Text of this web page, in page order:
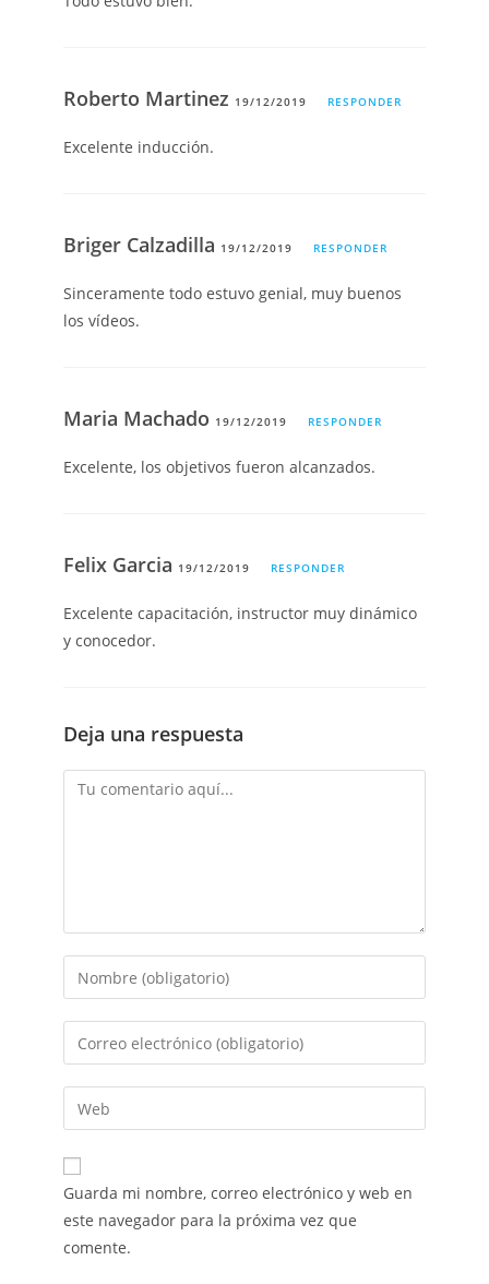
Roberto Martinez 19/12/2019 RESPONDER
Excelente inducción.
Briger Calzadilla 19/12/2019 RESPONDER
Sinceramente todo estuvo genial, muy buenos
los vídeos.
Maria Machado 19/12/2019 RESPONDER
Excelente, los objetivos fueron alcanzados.
Felix Garcia 19/12/2019 RESPONDER
Excelente capacitación, instructor muy dinámico
y conocedor.
Deja una respuesta
Guarda mi nombre, correo electrónico y web en
este navegador para la próxima vez que
comente.